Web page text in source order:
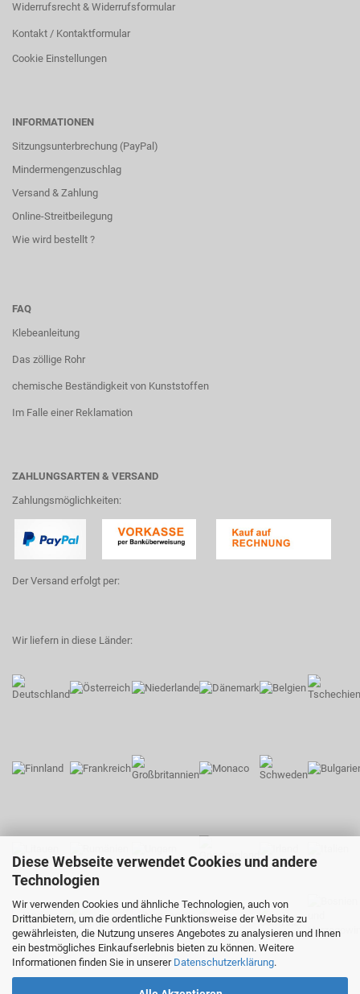
Diese Webseite verwendet Cookies und andere
Technologien
Wir verwenden Cookies und ähnliche Technologien, auch von
Drittanbietern, um die ordentliche Funktionsweise der Website zu
gewährleisten, die Nutzung unseres Angebotes zu analysieren und Ihnen
ein bestmögliches Einkaufserlebnis bieten zu können. Weitere
Informationen finden Sie in unserer Datenschutzerklärung.
Widerrufsrecht & Widerrufsformular
Kontakt / Kontaktformular
Cookie Einstellungen
INFORMATIONEN
Sitzungsunterbrechung (PayPal)
Mindermengenzuschlag
Versand & Zahlung
Online-Streitbeilegung
Wie wird bestellt ?
FAQ
Klebeanleitung
Das zöllige Rohr
chemische Beständigkeit von Kunststoffen
Im Falle einer Reklamation
ZAHLUNGSARTEN & VERSAND
Zahlungsmöglichkeiten:
Der Versand erfolgt per:
Wir liefern in diese Länder: